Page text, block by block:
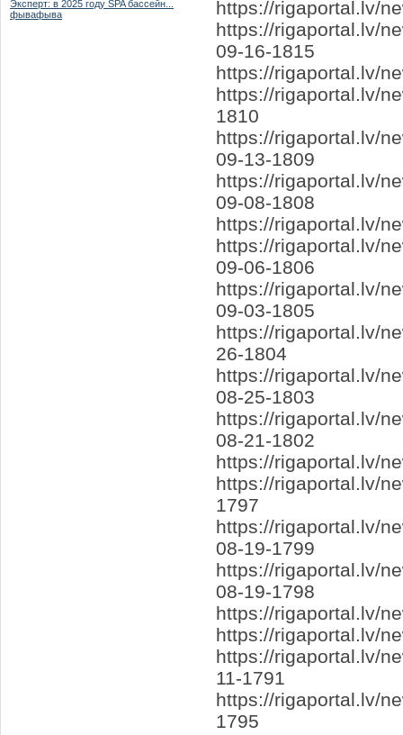
Эксперт: в 2025 году SPA бассейн...
фывафыва
https://rigaportal.lv/
https://rigaportal.lv/
09-16-1815
https://rigaportal.lv/
https://rigaportal.lv/
1810
https://rigaportal.lv/
09-13-1809
https://rigaportal.lv/
09-08-1808
https://rigaportal.lv/
https://rigaportal.lv/
09-06-1806
https://rigaportal.lv/
09-03-1805
https://rigaportal.lv/
26-1804
https://rigaportal.lv/
08-25-1803
https://rigaportal.lv/
08-21-1802
https://rigaportal.lv/
https://rigaportal.lv/
1797
https://rigaportal.lv/
08-19-1799
https://rigaportal.lv/
08-19-1798
https://rigaportal.lv/
https://rigaportal.lv/
https://rigaportal.lv/
11-1791
https://rigaportal.lv/
1795